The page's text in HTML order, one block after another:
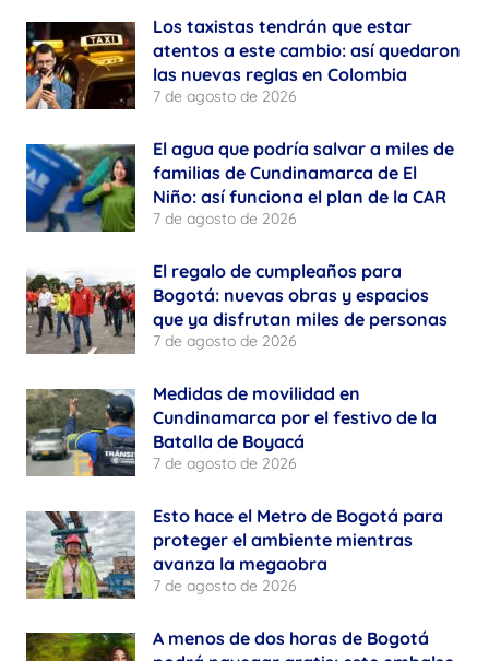
Los taxistas tendrán que estar
atentos a este cambio: así quedaron
las nuevas reglas en Colombia
7 de agosto de 2026
El agua que podría salvar a miles de
familias de Cundinamarca de El
Niño: así funciona el plan de la CAR
7 de agosto de 2026
El regalo de cumpleaños para
Bogotá: nuevas obras y espacios
que ya disfrutan miles de personas
7 de agosto de 2026
Medidas de movilidad en
Cundinamarca por el festivo de la
Batalla de Boyacá
7 de agosto de 2026
Esto hace el Metro de Bogotá para
proteger el ambiente mientras
avanza la megaobra
7 de agosto de 2026
A menos de dos horas de Bogotá